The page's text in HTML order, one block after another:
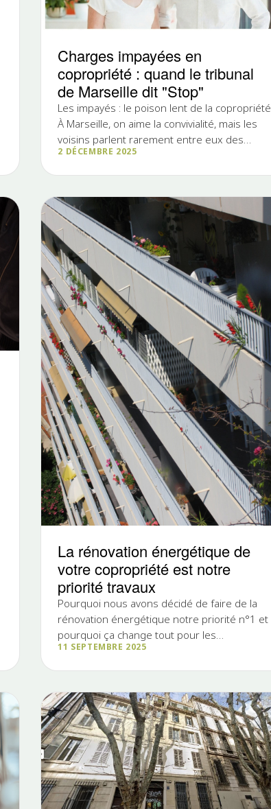
Charges impayées en
copropriété : quand le tribunal
de Marseille dit "Stop"
Les impayés : le poison lent de la copropriété
À Marseille, on aime la convivialité, mais les
voisins parlent rarement entre eux des
impayés de charges. Quand...
2 DÉCEMBRE 2025
La rénovation énergétique de
votre copropriété est notre
priorité travaux
Pourquoi nous avons décidé de faire de la
rénovation énergétique notre priorité n°1 et
pourquoi ça change tout pour les
copropriétés. Chez Immobilière Pujol,...
11 SEPTEMBRE 2025